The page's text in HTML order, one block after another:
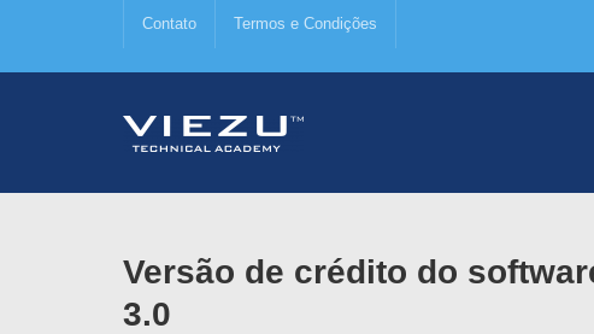
Contato Termos e Condições
Versão de crédito do
3.0